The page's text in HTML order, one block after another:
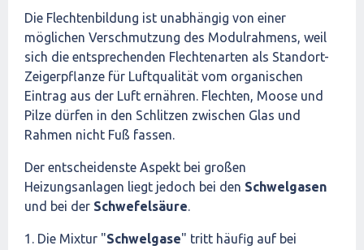
Die Flechtenbildung ist unabhängig von einer
möglichen Verschmutzung des Modulrahmens, weil
sich die entsprechenden Flechtenarten als Standort-
Zeigerpflanze für Luftqualität vom organischen
Eintrag aus der Luft ernähren. Flechten, Moose und
Pilze dürfen in den Schlitzen zwischen Glas und
Rahmen nicht Fuß fassen.
Der entscheidenste Aspekt bei großen
Heizungsanlagen liegt jedoch bei den Schwelgasen
und bei der Schwefelsäure.
1. Die Mixtur "Schwelgase" tritt häufig auf bei